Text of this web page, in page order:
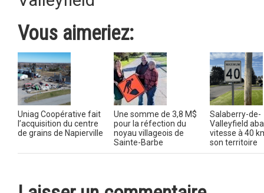
Vous aimeriez:
Uniag Coopérative fait
l’acquisition du centre
de grains de Napierville
Une somme de 3,8 M$
pour la réfection du
noyau villageois de
Sainte-Barbe
Salaberry-de-
Valleyfield
vitesse à 40
son territoire